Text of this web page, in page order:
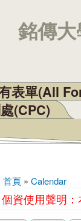
銘傳
表單(All
(CPC)
您在這裡
首頁 » Calendar
資使用聲明